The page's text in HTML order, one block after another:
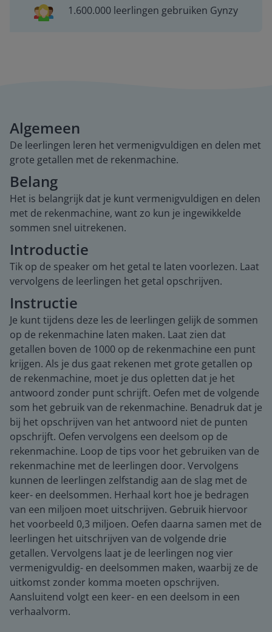
1.600.000 leerlingen gebruiken Gynzy
Algemeen
De leerlingen leren het vermenigvuldigen en delen met
grote getallen met de rekenmachine.
Belang
Het is belangrijk dat je kunt vermenigvuldigen en delen
met de rekenmachine, want zo kun je ingewikkelde
sommen snel uitrekenen.
Introductie
Tik op de speaker om het getal te laten voorlezen. Laat
vervolgens de leerlingen het getal opschrijven.
Instructie
Je kunt tijdens deze les de leerlingen gelijk de sommen
op de rekenmachine laten maken. Laat zien dat
getallen boven de 1000 op de rekenmachine een punt
krijgen. Als je dus gaat rekenen met grote getallen op
de rekenmachine, moet je dus opletten dat je het
antwoord zonder punt schrijft. Oefen met de volgende
som het gebruik van de rekenmachine. Benadruk dat je
bij het opschrijven van het antwoord niet de punten
opschrijft. Oefen vervolgens een deelsom op de
rekenmachine. Loop de tips voor het gebruiken van de
rekenmachine met de leerlingen door. Vervolgens
kunnen de leerlingen zelfstandig aan de slag met de
keer- en deelsommen. Herhaal kort hoe je bedragen
van een miljoen moet uitschrijven. Gebruik hiervoor
het voorbeeld 0,3 miljoen. Oefen daarna samen met de
leerlingen het uitschrijven van de volgende drie
getallen. Vervolgens laat je de leerlingen nog vier
vermenigvuldig- en deelsommen maken, waarbij ze de
uitkomst zonder komma moeten opschrijven.
Aansluitend volgt een keer- en een deelsom in een
verhaalvorm.